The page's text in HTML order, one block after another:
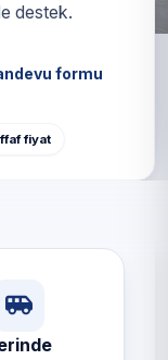
destek.
formu
fiyat